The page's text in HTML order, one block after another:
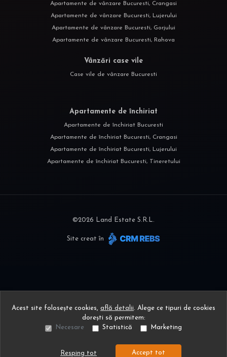
Apartamente de vânzare Bucuresti, Crangasi
Apartamente de vânzare Bucuresti, Lujerului
Apartamente de vânzare Bucuresti, Gorjului
Apartamente de vânzare Bucuresti, Rahova
Vânzări case vile
Case vile de vânzare Bucuresti
Apartamente de închiriat
Apartamente de închiriat Bucuresti
Apartamente de închiriat Bucuresti, Crangasi
Apartamente de închiriat Bucuresti, Lujerului
Apartamente de închiriat Bucuresti, Tineretului
©2026 Land Estate S.R.L.
Site creat în
Acest site folosește cookies, află detalii. Alege ce tipuri de cookies
dorești să permitem:
Necesare
Statistică Marketing
Resping tot Accept tot